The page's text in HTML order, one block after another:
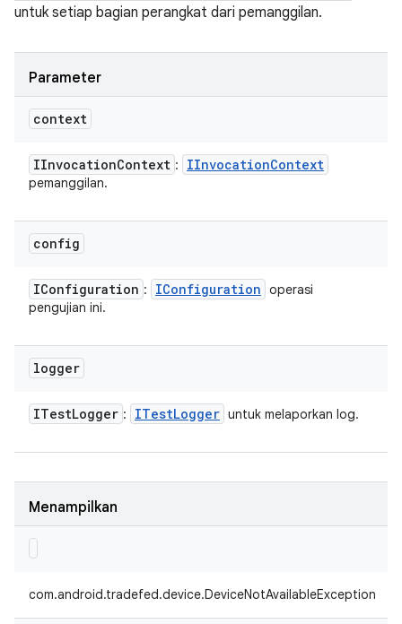
untuk setiap bagian perangkat dari pemanggilan.
Parameter
context
IInvocationContext : IInvocationContext
pemanggilan.
config
IConfiguration : IConfiguration operasi
pengujian ini.
logger
ITestLogger : ITestLogger untuk melaporkan log.
Menampilkan
com.android.tradefed.device.DeviceNotAvailableException